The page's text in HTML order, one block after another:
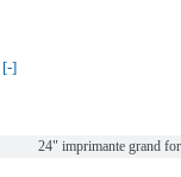
[-]
24" imprimante grand